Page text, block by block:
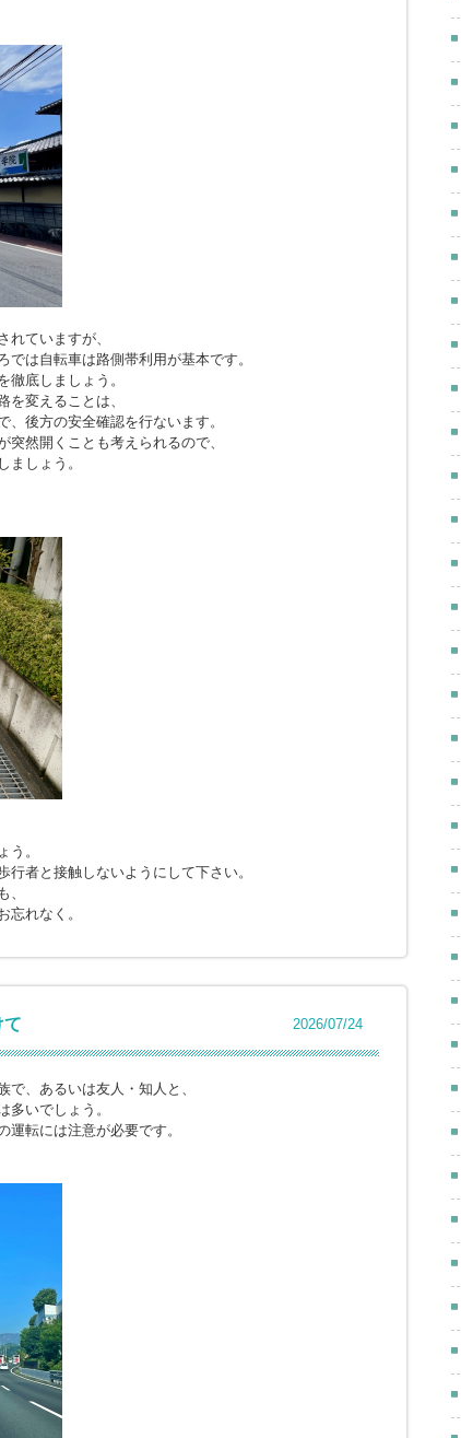
れていますが、
は自転車は路側帯利用が基本です。
徹底しましょう。
変えることは、
後方の安全確認を行ないます。
然開くことも考えられるので、
しょう。
う。
者と接触しないようにして下さい。
、
れなく。
2026/07/24
、あるいは友人・知人と、
多いでしょう。
転には注意が必要です。